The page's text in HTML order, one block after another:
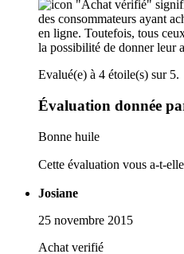
"Achat vérifié"
des consommateurs ayant
en ligne. Toutefois, tous
la possibilité de donner leur
Evalué(e) à 4 étoile(s) sur 5.
Évaluation donnée
Bonne huile
Cette évaluation vous a-t-
Josiane
25 novembre 2015
Achat verifié